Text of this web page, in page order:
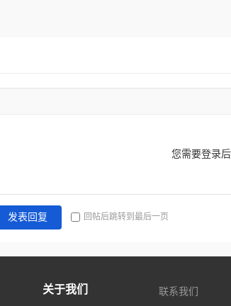
您需要登录
发表回复 回帖后跳转到最后一页
关于我们 联系我们